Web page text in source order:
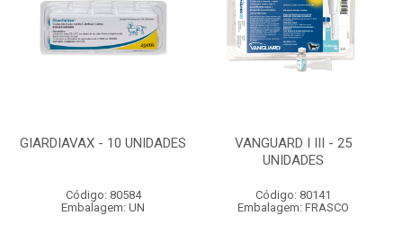
GIARDIAVAX - 10 UNIDADES
Código: 80584
Embalagem: UN
VANGUARD I III - 25
UNIDADES
Código: 80141
Embalagem: FRASCO